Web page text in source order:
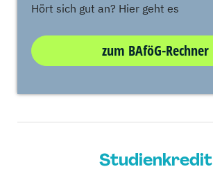
Hört sich gut an? Hier geht es
zum BAföG-Rechner
Studienkredit